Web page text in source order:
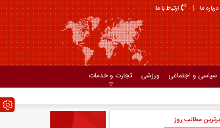
درباره ما ارتباط با ما
سیاسی و اجتماعی ورزشی تجارت و خدمات
برترین مطالب روز